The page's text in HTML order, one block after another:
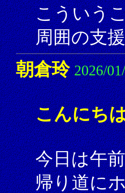
こういう
周囲の支
朝倉玲 2026/
こんにち
今日は午
帰り道に